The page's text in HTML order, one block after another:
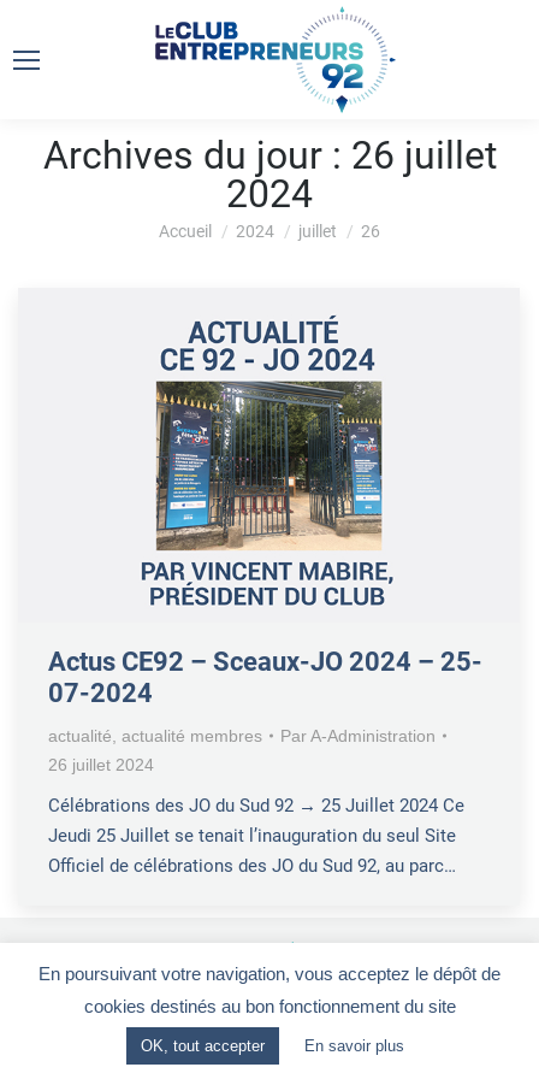
Archives du jour : 26 juillet
2024
Vous êtes ici :
Accueil 2024 juillet 26
Actus CE92 – Sceaux-JO 2024 – 25-
07-2024
actualité actualité membres ParA-Administration
26 juillet 2024
Célébrations des JO du Sud 92 → 25 Juillet 2024 Ce
Jeudi 25 Juillet se tenait l’inauguration du seul Site
Officiel de célébrations des JO du Sud 92, au parc…
Le Club Entrepreneurs 92-CGV-Mentions légales
En poursuivant votre navigation, vous acceptez le dépôt de
cookies destinés au bon fonctionnement du site
OK, tout accepter En savoir plus